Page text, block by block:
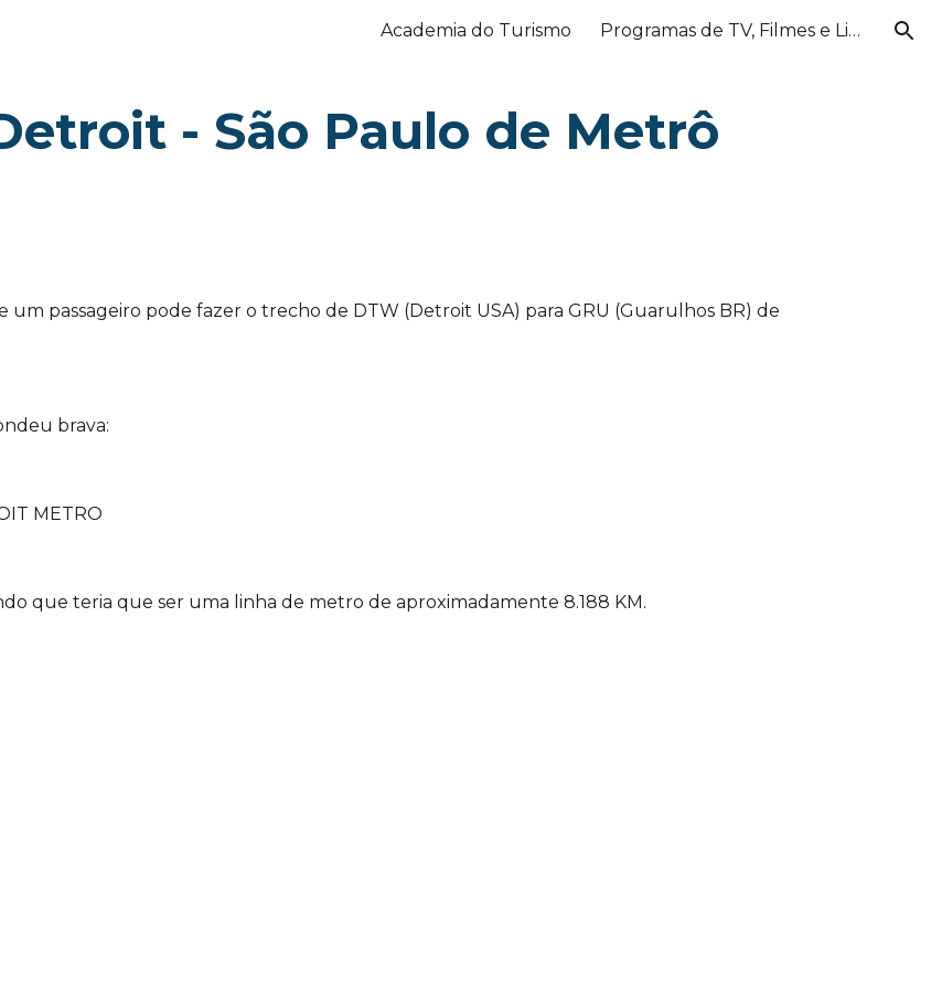
content Skip to navigation
Academia do Turismo Programas de TV, Filmes e Links
- São Paulo de Metrô
passageiro pode fazer o trecho de DTW (Detroit USA) para GRU (Guarulhos BR) de
brava:
METRO
que teria que ser uma linha de metro de aproximadamente 8.188 KM.